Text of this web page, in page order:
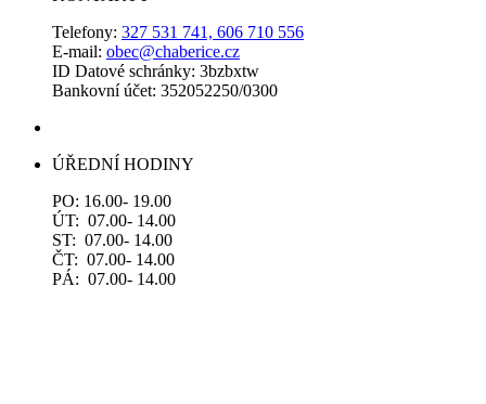
Telefony: 327 531 741, 606 710 556
E-mail: obec@chaberice.cz
ID Datové schránky: 3bzbxtw
Bankovní účet: 352052250/0300
ÚŘEDNÍ HODINY
PO: 16.00- 19.00
ÚT: 07.00- 14.00
ST: 07.00- 14.00
ČT: 07.00- 14.00
PÁ: 07.00- 14.00